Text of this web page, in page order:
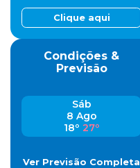
Clique aqui
Condições &
Previsão
Sáb
8 Ago
18º 27º
Ver Previsão Completa